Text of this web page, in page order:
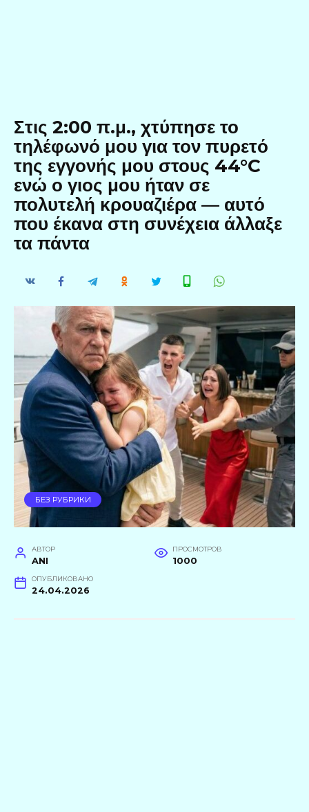
Στις 2:00 π.μ., χτύπησε το
τηλέφωνό μου για τον πυρετό
της εγγονής μου στους 44°C
ενώ ο γιος μου ήταν σε
πολυτελή κρουαζιέρα — αυτό
που έκανα στη συνέχεια άλλαξε
τα πάντα
БЕЗ РУБРИКИ
АВТОР
ANI
ПРОСМОТРОВ
1000
ОПУБЛИКОВАНО
24.04.2026